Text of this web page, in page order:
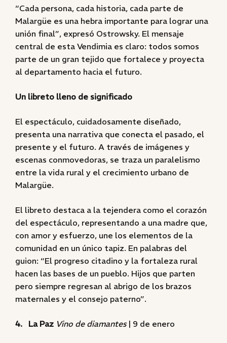
“Cada persona, cada historia, cada parte de
Malargüe es una hebra importante para lograr una
unión final”, expresó Ostrowsky. El mensaje
central de esta Vendimia es claro: todos somos
parte de un gran tejido que fortalece y proyecta
al departamento hacia el futuro.
Un libreto lleno de significado
El espectáculo, cuidadosamente diseñado,
presenta una narrativa que conecta el pasado, el
presente y el futuro. A través de imágenes y
escenas conmovedoras, se traza un paralelismo
entre la vida rural y el crecimiento urbano de
Malargüe.
El libreto destaca a la tejendera como el corazón
del espectáculo, representando a una madre que,
con amor y esfuerzo, une los elementos de la
comunidad en un único tapiz. En palabras del
guion: “El progreso citadino y la fortaleza rural
hacen las bases de un pueblo. Hijos que parten
pero siempre regresan al abrigo de los brazos
maternales y el consejo paterno”.
4. La Paz Vino de diamantes| 9 de enero